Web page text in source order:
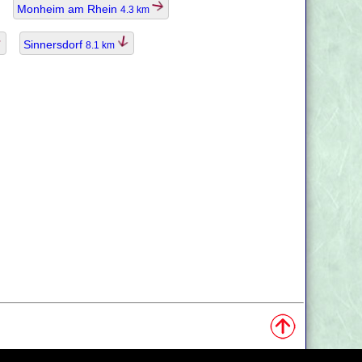
Monheim am Rhein 4.3 km
Sinnersdorf 8.1 km